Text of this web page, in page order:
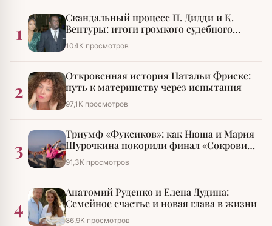
1
Скандальный процесс П. Дидди и К.
Вентуры: итоги громкого судебного
разбирательства
104К просмотров
2
Откровенная история Натальи Фриске:
путь к материнству через испытания
97,1К просмотров
3
Триумф «Фуксиков»: как Нюша и Мария
Шурочкина покорили финал «Сокровищ
императора»
91,3К просмотров
4
Анатомий Руденко и Елена Дудина:
Семейное счастье и новая глава в жизни
86,9К просмотров